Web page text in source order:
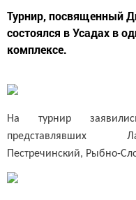
Турнир, посвященный
состоялся в Усадах в
комплексе.
На турнир
представлявших
Пестречинский, Рыбно-